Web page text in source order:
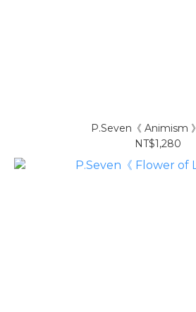
P.Seven《 Animism
NT$1,280